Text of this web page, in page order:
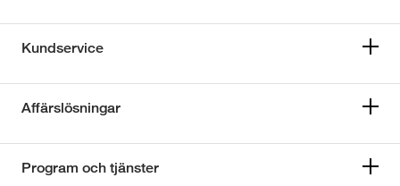
Kundservice
Affärslösningar
Program och tjänster